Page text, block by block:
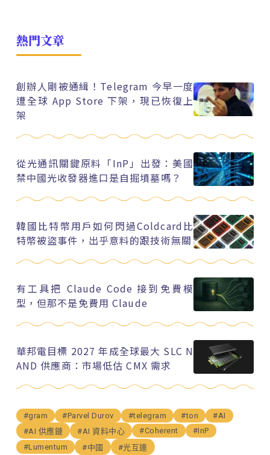
熱門文章
創辦人剛被通緝！Telegram 今早一度
遭全球 App Store 下架，現已恢復上
架
從光通訊關鍵原料「InP」出發：美國
禁中國光收發器進口是自掘墳墓嗎？
韓國比特幣用戶如何閃過Coldcard比
特幣被盜事件，出乎意料的跟技術無關
有工具把 Claude Code 接到免費模
型，但那不是免費用 Claude
華邦電目標 2027 年成全球最大 SLC N
AND 供應商：市場低估 CMX 需求
#gram #Parvel Durov #telegram #ton
#AI
#AI 供應鏈
#AI 資料中心 #Coherent
#InP
#Lumentum
#中國
#光互連